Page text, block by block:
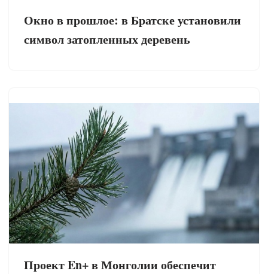
Окно в прошлое: в Братске установили
символ затопленных деревень
Проект En+ в Монголии обеспечит